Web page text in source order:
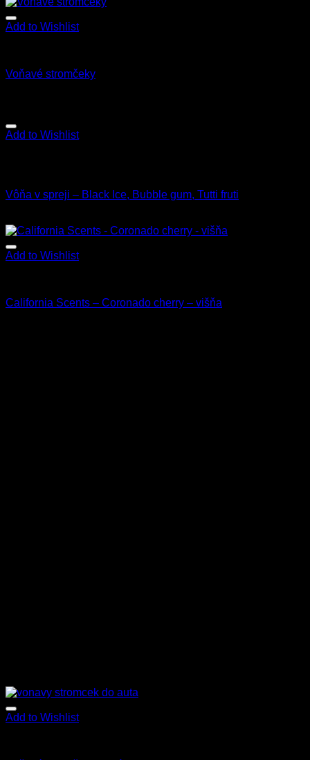
Add to Wishlist
Voňavé stromčeky
Add to Wishlist
Vôňa v spreji – Black Ice, Bubble gum, Tutti fruti
Add to Wishlist
California Scents – Coronado cherry – višňa
Add to Wishlist